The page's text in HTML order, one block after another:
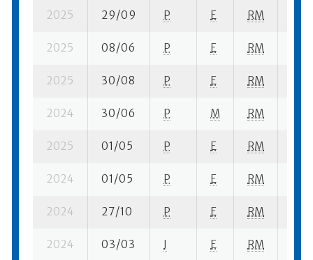
2025 29/09 P E RM
2025 08/06 P E RM
2025 30/08 P E RM
2024 30/06 P M RM
2025 01/05 P E RM
2024 01/05 P E RM
2024 27/10 P E RM
2024 03/03 I E RM